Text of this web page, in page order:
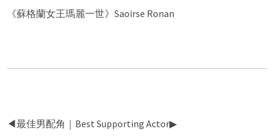
《蘇格蘭女王瑪麗一世》Saoirse Ronan
◀︎最佳男配角｜Best Supporting Actor▶︎